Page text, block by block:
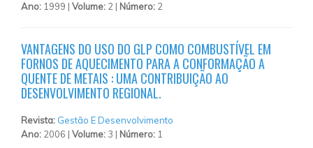
Ano: 1999 | Volume: 2 | Número: 2
VANTAGENS DO USO DO GLP COMO COMBUSTÍVEL EM
FORNOS DE AQUECIMENTO PARA A CONFORMAÇÃO A
QUENTE DE METAIS : UMA CONTRIBUIÇÃO AO
DESENVOLVIMENTO REGIONAL.
Revista: Gestão E Desenvolvimento
Ano: 2006 | Volume: 3 | Número: 1